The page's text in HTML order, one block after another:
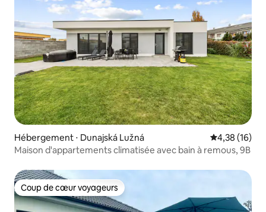
Hébergement ⋅ Dunajská Lužná Évaluation
4,38 (16)
Maison d'appartements climatisée avec bain à remous, 9B
Coup de cœur voyageurs
Coup de cœur voyageurs